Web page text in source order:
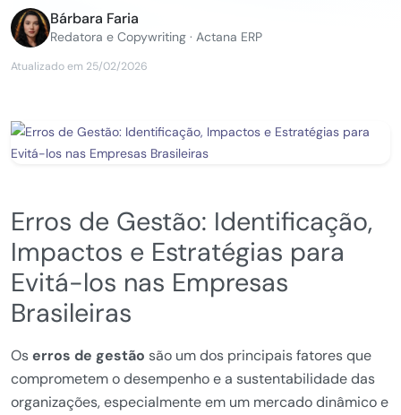
Bárbara Faria
Redatora e Copywriting · Actana ERP
Atualizado em 25/02/2026
Erros de Gestão: Identificação,
Impactos e Estratégias para
Evitá-los nas Empresas
Brasileiras
Oserros de gestão são um dos principais fatores que
comprometem o desempenho e a sustentabilidade das
organizações, especialmente em um mercado dinâmico e